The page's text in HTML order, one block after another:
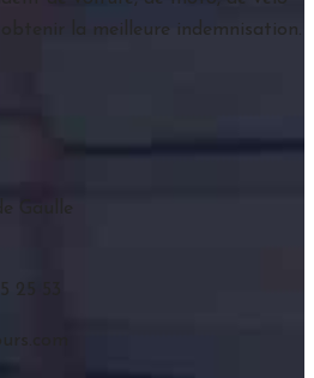
la meilleure indemnisation.
Gaulle
25 53